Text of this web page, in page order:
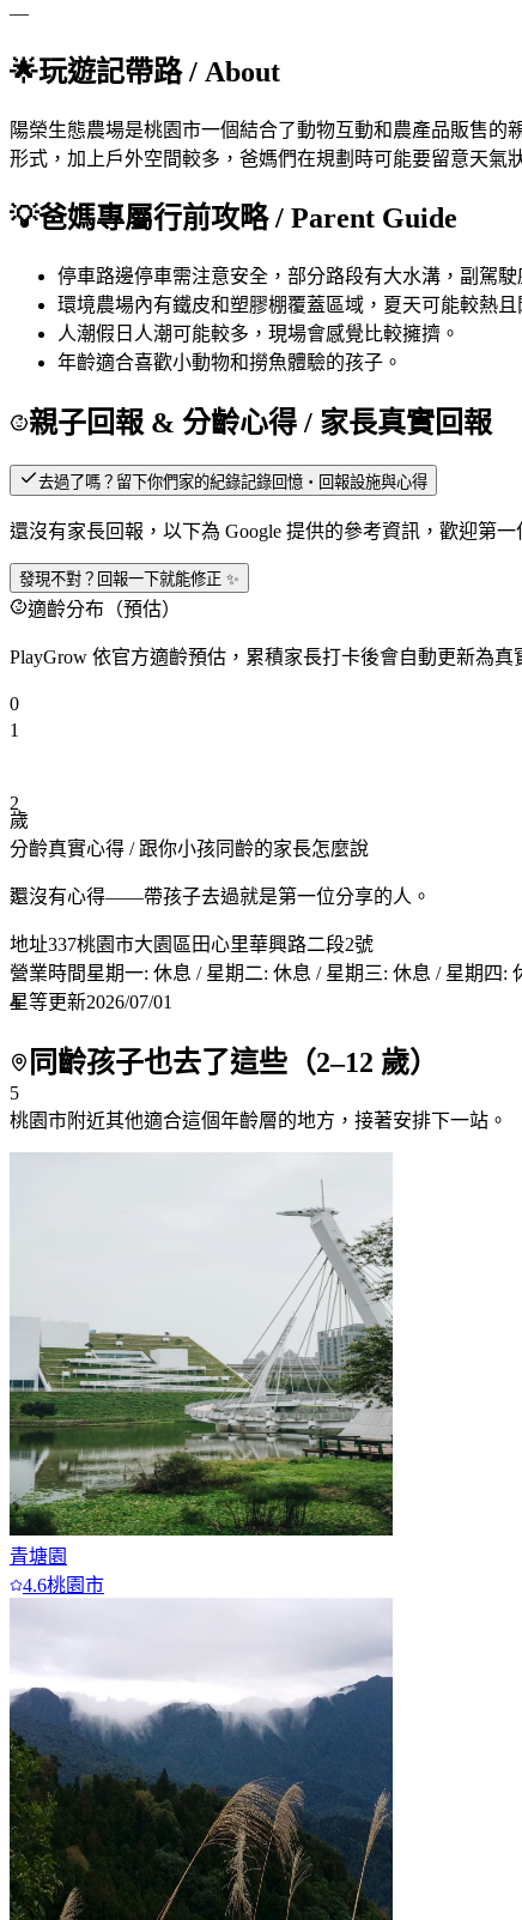
—
🌟玩遊記帶路/ About
陽榮生態農場是桃園市一個結合了動物互動和農產品販售
形式，加上戶外空間較多，爸媽們在規劃時可能要留意天氣
💡爸媽專屬行前攻略 / Parent Guide
停車路邊停車需注意安全，部分路段有大水溝，副駕駛
環境農場內有鐵皮和塑膠棚覆蓋區域，夏天可能較熱
人潮假日人潮可能較多，現場會感覺比較擁擠。
年齡適合喜歡小動物和撈魚體驗的孩子。
親子回報 & 分齡心得 / 家長真實回報
去過了嗎？留下你們家的紀錄記錄回憶・回報設施與心得
還沒有家長回報，以下為 Google 提供的參考資訊，歡迎第
發現不對？回報一下就能修正 ✨
適齡分布（預估）
PlayGrow 依官方適齡預估，累積家長打卡後會自動更新為真
0
1
2
3
4
5
歲
分齡真實心得 / 跟你小孩同齡的家長怎麼說
還沒有心得——帶孩子去過就是第一位分享的人。
地址337桃園市大園區田心里華興路二段2號
營業時間星期一: 休息 / 星期二: 休息 / 星期三: 休息 / 星期四:
星等更新2026/07/01
同齡孩子也去了這些（2–12 歲）
桃園市附近其他適合這個年齡層的地方，接著安排下一站。
青塘園
4.6桃園市